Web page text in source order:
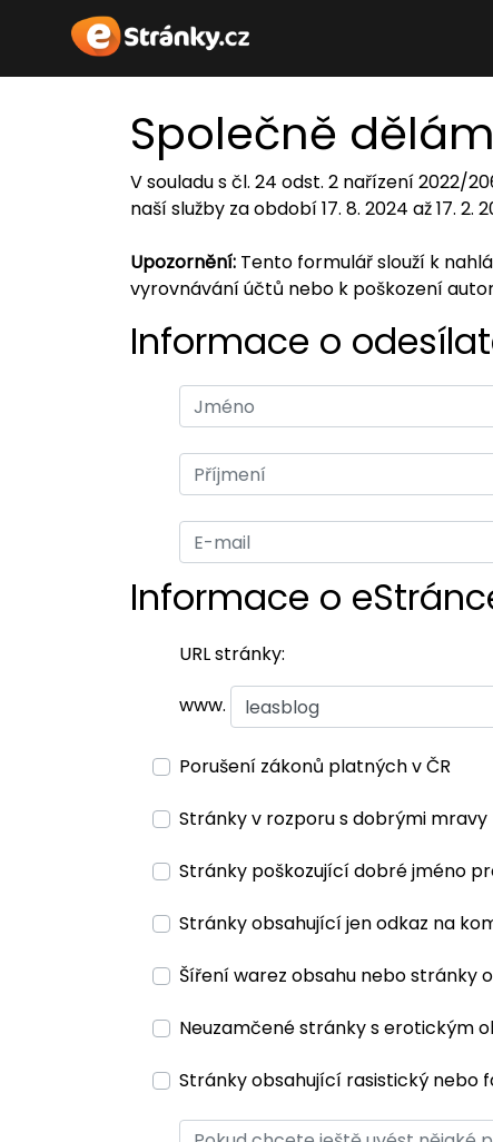
Společně
V souladu s čl. 24 odst. 2 nařízení 2022/
naší služby za období 17. 8. 2024 až 17.
Upozornění: Tento formulář slouží k
vyrovnávání účtů nebo k poškození
Informace o
Informace o
URL stránky:
www.
Porušení zákonů platných v ČR
Stránky v rozporu s dobrými mravy
Stránky poškozující dobré jméno
Stránky obsahující jen odkaz na
Šíření warez obsahu nebo stránky
Neuzamčené stránky s erotickým
Stránky obsahující rasistický nebo